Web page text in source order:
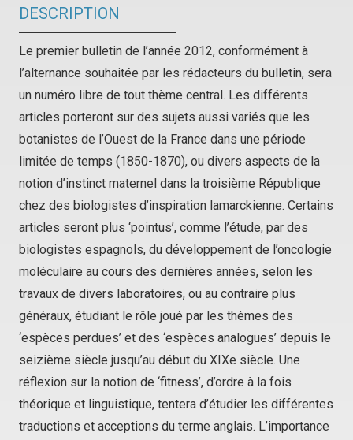
DESCRIPTION
Le premier bulletin de l’année 2012, conformément à
l’alternance souhaitée par les rédacteurs du bulletin, sera
un numéro libre de tout thème central. Les différents
articles porteront sur des sujets aussi variés que les
botanistes de l’Ouest de la France dans une période
limitée de temps (1850-1870), ou divers aspects de la
notion d’instinct maternel dans la troisième République
chez des biologistes d’inspiration lamarckienne. Certains
articles seront plus ‘pointus’, comme l’étude, par des
biologistes espagnols, du développement de l’oncologie
moléculaire au cours des dernières années, selon les
travaux de divers laboratoires, ou au contraire plus
généraux, étudiant le rôle joué par les thèmes des
‘espèces perdues’ et des ‘espèces analogues’ depuis le
seizième siècle jusqu’au début du XIXe siècle. Une
réflexion sur la notion de ‘fitness’, d’ordre à la fois
théorique et linguistique, tentera d’étudier les différentes
traductions et acceptions du terme anglais. L’importance